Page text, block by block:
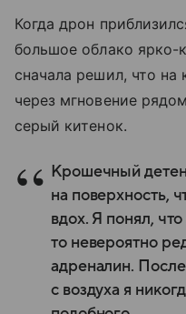
Когда дрон
большое облако ярко-
сначала решил, что на
через мгновение
серый китенок.
Крошечный
на поверхность,
вдох. Я понял,
то невероятно
адреналин.
с воздуха я